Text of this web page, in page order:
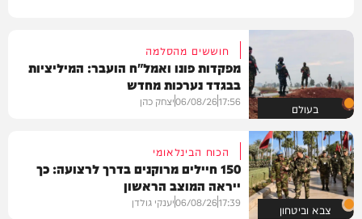
בעולם
חוששים מהסלמה
מפקדות פונו ואמל"ח הועבר: המיליציות
בבגדד נערכות מחדש
17:56
06/08/26יצחק כהן
צבא וביטחון
הכוח הבינלאומי
150 חיילים מרוקנים בדרך לרצועה: כך
ייראה המוצב הראשון
17:39
06/08/26יענקי גולדן